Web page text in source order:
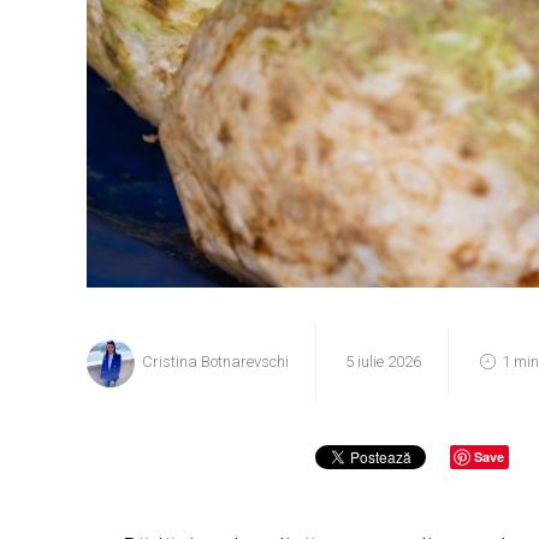
Cristina Botnarevschi 5 iulie 2026 1
Save